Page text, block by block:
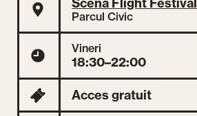
Scena Flight Festival
Parcul Civic
Vineri
18:30–22:00
Acces gratuit